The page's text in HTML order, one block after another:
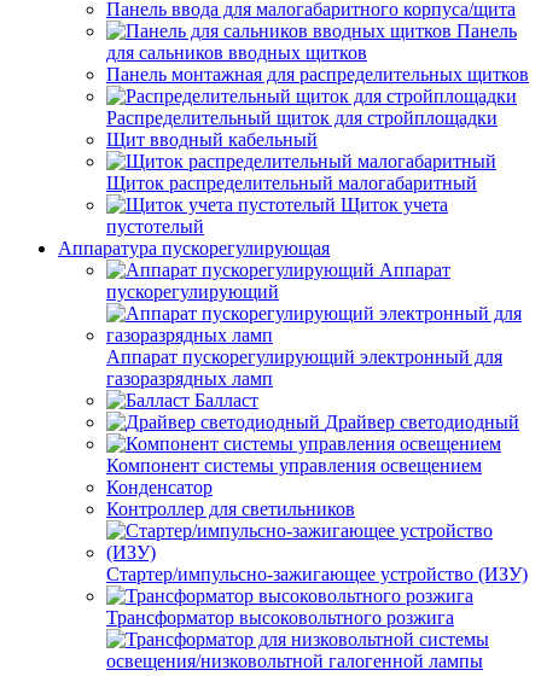
Панель ввода для малогабаритного корпуса/щита
Панель
для сальников вводных щитков
Панель монтажная для распределительных щитков
Распределительный щиток для стройплощадки
Щит вводный кабельный
Щиток распределительный малогабаритный
Щиток учета
пустотелый
Аппаратура пускорегулирующая
Аппарат
пускорегулирующий
Аппарат пускорегулирующий электронный для
газоразрядных ламп
Балласт
Драйвер светодиодный
Компонент системы управления освещением
Конденсатор
Контроллер для светильников
Стартер/импульсно-зажигающее устройство (ИЗУ)
Трансформатор высоковольтного розжига